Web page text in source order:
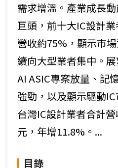
需求增溫。產業成長
巨頭，前十大IC設計
營收約75%，顯示市
續向大型業者集中。
AI ASIC專案放量、記
強勁，以及顯示驅動
台灣IC設計業者合計
元，年增11.8%。...
目錄